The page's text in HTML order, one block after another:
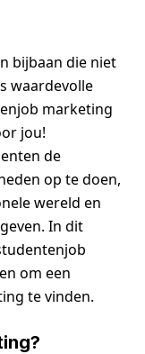
bijbaan die niet
waardevolle
marketing
jou!
de
op te doen,
wereld en
In dit
om een
te vinden.